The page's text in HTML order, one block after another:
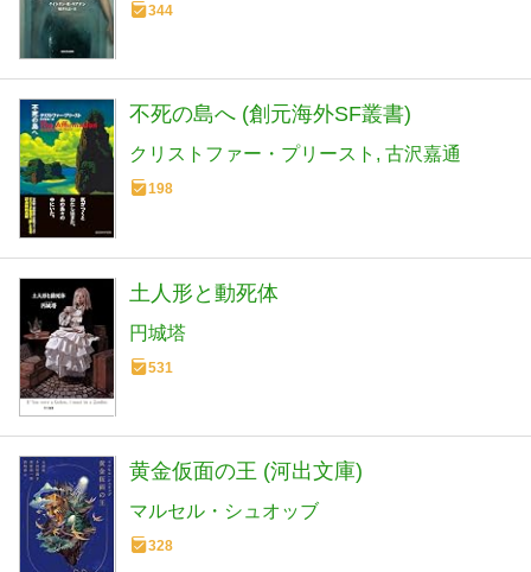
344
不死の島へ (創元海外SF叢書)
クリストファー・プリースト 古沢嘉通
198
土人形と動死体
円城塔
531
黄金仮面の王 (河出文庫)
マルセル・シュオッブ
328